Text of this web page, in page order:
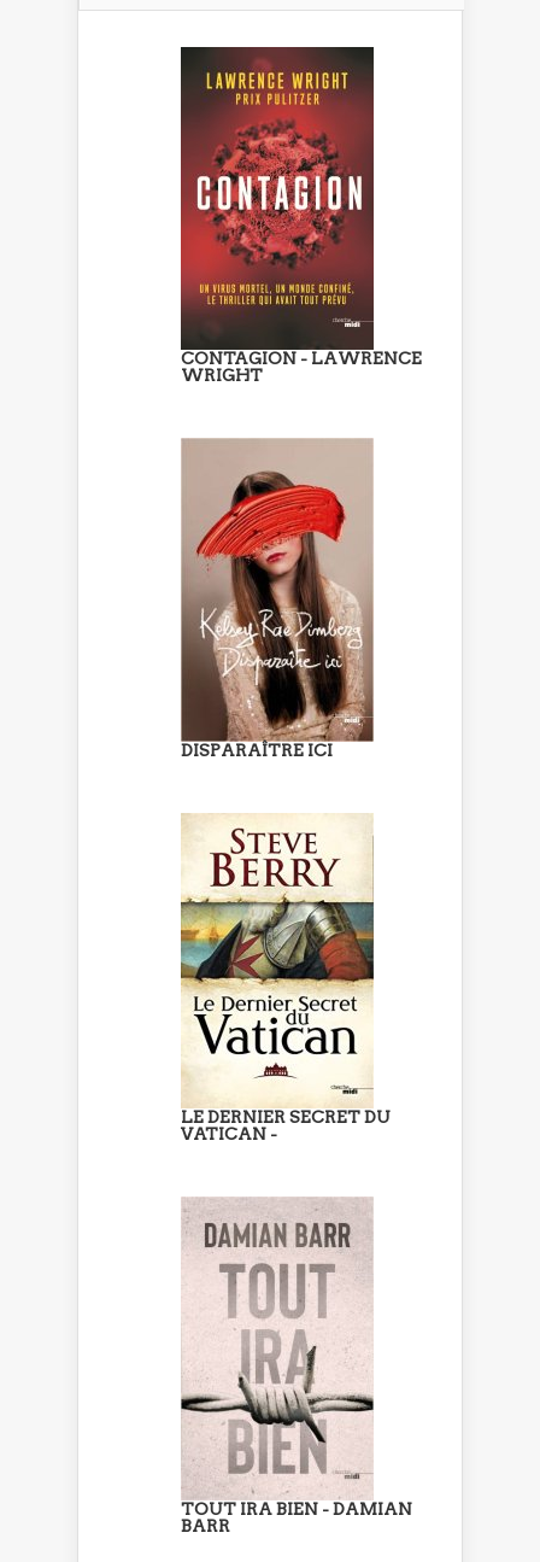
CONTAGION - LAWRENCE
WRIGHT
DISPARAÎTRE ICI
LE DERNIER SECRET DU
VATICAN -
TOUT IRA BIEN - DAMIAN
BARR